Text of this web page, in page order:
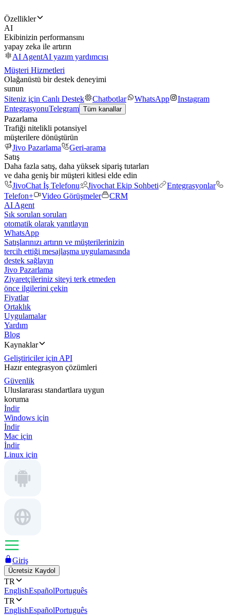
Özellikler
AI
Ekibinizin performansını
yapay zeka ile artırın
AI AgentAI yazım yardımcısı
Müşteri Hizmetleri
Olağanüstü bir destek deneyimi
sunun
Siteniz için Canlı Destek
Chatbotlar WhatsApp
Instagram
EntegrasyonuTelegram Tüm kanallar
Pazarlama
Trafiği nitelikli potansiyel
müşterilere dönüştürün
Jivo Pazarlama
Geri-arama
Satış
Daha fazla satış, daha yüksek sipariş tutarları
ve daha geniş bir müşteri kitlesi elde edin
JivoChat İş Telefonu
Jivochat Ekip Sohbeti
Entegrasyonlar
Telefon+
Video Görüşmeler
CRM
AI Agent
Sık sorulan soruları
otomatik olarak yanıtlayın
WhatsApp
Satışlarınızı artırın ve müşterilerinizin
tercih ettiği mesajlaşma uygulamasında
destek sağlayın
Jivo Pazarlama
Ziyaretçileriniz siteyi terk etmeden
önce ilgilerini çekin
Fiyatlar
Ortaklık
Uygulamalar
Yardım
Blog
Kaynaklar
Geliştiriciler için API
Hazır entegrasyon çözümleri
Güvenlik
Uluslararası standartlara uygun
koruma
İndir
Windows için
İndir
Mac için
İndir
Linux için
Giriş
Ücretsiz Kaydol
TR
EnglishEspañolPortuguês
TR
EnglishEspañolPortuguês